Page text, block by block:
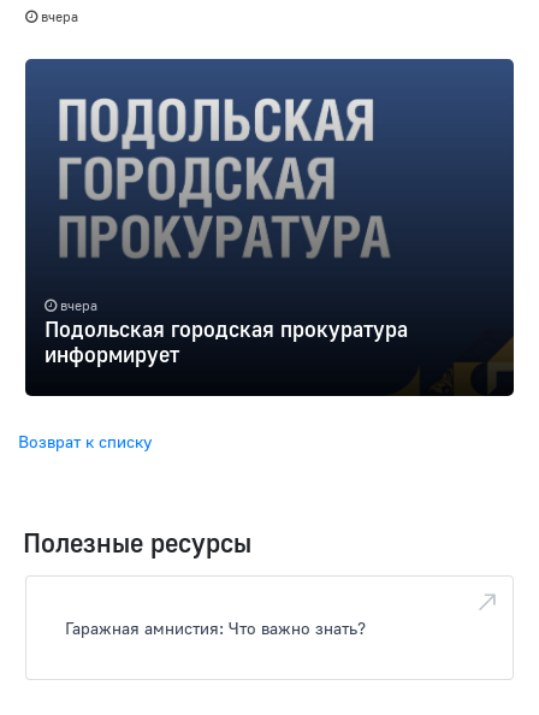
вчера
вчера
Подольская городская прокуратура
информирует
Возврат к списку
Полезные ресурсы
Гаражная амнистия: Что важно знать?